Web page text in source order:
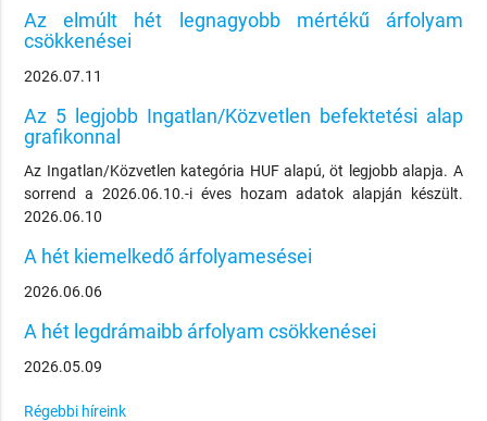
Az elmúlt hét legnagyobb mértékű árfolyam
csökkenései
2026.07.11
Az 5 legjobb Ingatlan/Közvetlen befektetési alap
grafikonnal
Az Ingatlan/Közvetlen kategória HUF alapú, öt legjobb alapja. A
sorrend a 2026.06.10.-i éves hozam adatok alapján készült.
2026.06.10
A hét kiemelkedő árfolyamesései
2026.06.06
A hét legdrámaibb árfolyam csökkenései
2026.05.09
Régebbi híreink